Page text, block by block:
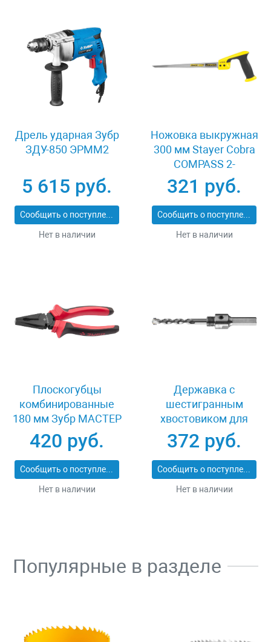
Дрель ударная Зубр
ЗДУ-850 ЭРММ2
5 615 руб.
Сообщить о поступлении
Нет в наличии
Ножовка выкружная
300 мм Stayer Cobra
COMPASS 2-
15087_z02
321 руб.
Сообщить о поступлении
Нет в наличии
Плоскогубцы
комбинированные
180 мм Зубр МАСТЕР
22015-1-18_z01
420 руб.
Сообщить о поступлении
Нет в наличии
Державка с
шестигранным
хвостовиком для
коронок с
твердосплавными
резцами 100 мм Зубр
ПРОФИ 29515
372 руб.
Сообщить о поступлении
Нет в наличии
Популярные в разделе